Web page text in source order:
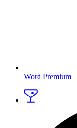
Word Premium